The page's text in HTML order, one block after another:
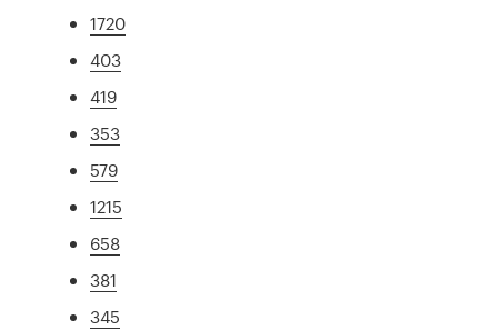
1720
403
419
353
579
1215
658
381
345